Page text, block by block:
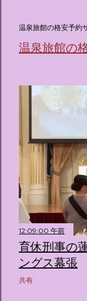
はなく、2026年7
リオキャラクター
陸となります。
クインしてルー
されています。
介します。 🔑 1.
のホテル」 デジ
イティブプロダ
刺激する美しい
テーマブースで
ト ：ピンクを基
ムキーを受け取
感を味わいながら
たポムポムプリ
ス ：きらめく光
（舞踏会）、さ
ーチ（ポチャッコ
温泉旅館の格安予約
温泉旅館の
12:09:00 午前
育休刑事の
ングス幕張
共有